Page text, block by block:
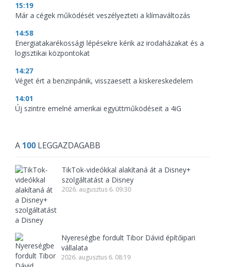
15:19
Már a cégek működését veszélyezteti a klímaváltozás
14:58
Energiatakarékossági lépésekre kérik az irodaházakat és a
logisztikai központokat
14:27
Véget ért a benzinpánik, visszaesett a kiskereskedelem
14:01
Új szintre emelné amerikai együttműködéseit a 4iG
A 100 LEGGAZDAGABB
TikTok-videókkal alakítaná át a Disney+
szolgáltatást a Disney
2026. augusztus 6. 09:30
Nyereségbe fordult Tibor Dávid építőipari
vállalata
2026. augusztus 6. 08:19